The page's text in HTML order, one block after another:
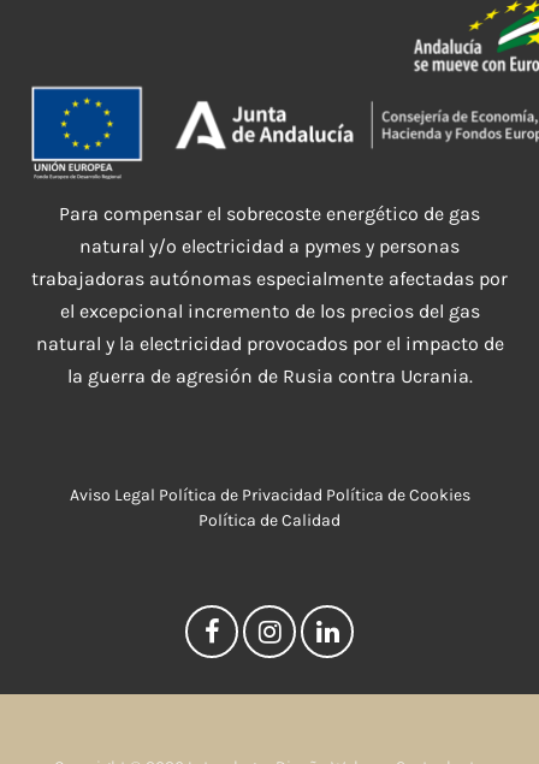
Para compensar el sobrecoste energético de gas
natural y/o electricidad a pymes y personas
trabajadoras autónomas especialmente afectadas por
el excepcional incremento de los precios del gas
natural y la electricidad provocados por el impacto de
la guerra de agresión de Rusia contra Ucrania.
Aviso Legal Política de Privacidad Política de Cookies
Política de Calidad